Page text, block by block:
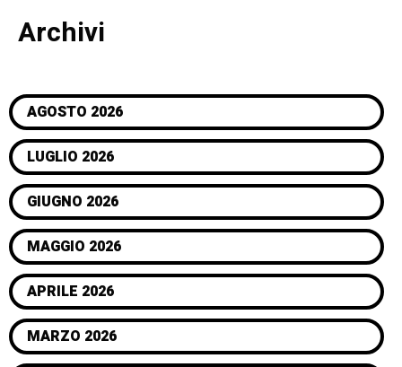
Archivi
AGOSTO 2026
LUGLIO 2026
GIUGNO 2026
MAGGIO 2026
APRILE 2026
MARZO 2026